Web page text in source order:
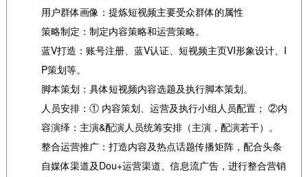
用户群体画像：提炼短视频主要受众群体的属性
策略制定：制定内容策略和运营策略。
蓝V打造：账号注册、蓝V认证、短视频主页VI形象设计、I
P策划等。
脚本策划：具体短视频内容选题及执行脚本策划。
人员安排：① 内容策划、运营及执行小组人员配置； ②内
容演绎：主演&配演人员统筹安排（主演，配演若干）。
整合运营推广：打造内容及热点话题传播矩阵，配合头条
自媒体渠道及Dou+运营渠道、信息流广告，进行整合营销